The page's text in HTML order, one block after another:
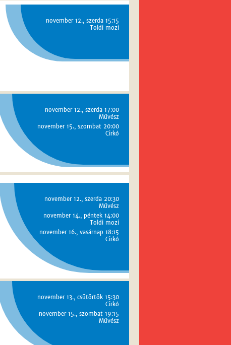
november 12., szerda 15:15
Toldi mozi
november 12., szerda 17:00
Művész
november 15., szombat 20:00
Cirkó
november 12., szerda 20:30
Művész
november 14., péntek 14:00
Toldi mozi
november 16., vasárnap 18:15
Cirkó
november 13., csütörtök 15:30
Cirkó
november 15., szombat 19:15
Művész